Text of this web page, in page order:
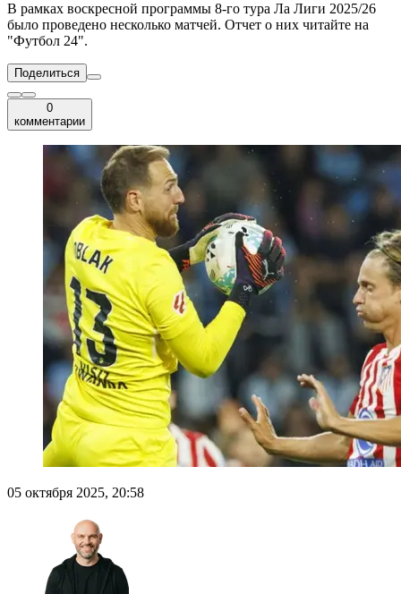
В рамках воскресной программы 8-го тура Ла Лиги 2025/26
было проведено несколько матчей. Отчет о них читайте на
"Футбол 24".
Поделиться
0
комментарии
05 октября 2025, 20:58